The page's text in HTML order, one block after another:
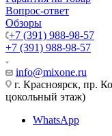
Вопрос-ответ
Обзоры
+7 (391) 988-98-57
+7 (391) 988-98-57
info@mixone.ru
г. Красноярск, пр.
цокольный этаж)
WhatsApp